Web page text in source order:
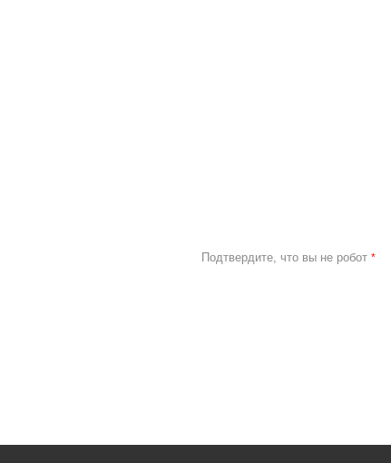
Подтвердите, что вы не робот *